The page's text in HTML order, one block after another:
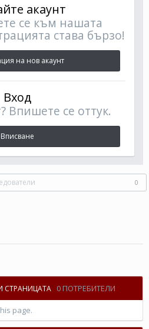
акаунт
се към нашата
става бързо!
на нов акаунт
Вход
Впишете се оттук.
Вписване
0
СТРАНИЦАТА 0 ПОТРЕБИТЕЛИ
page.